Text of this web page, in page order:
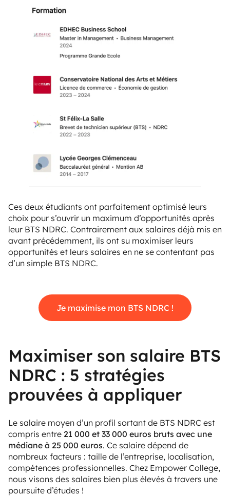
Ces deux étudiants ont parfaitement optimisé leurs
choix pour s’ouvrir un maximum d’opportunités après
leur BTS NDRC. Contrairement aux salaires déjà mis en
avant précédemment, ils ont su maximiser leurs
opportunités et leurs salaires en ne se contentant pas
d’un simple BTS NDRC.
Je maximise mon BTS NDRC !
Maximiser son salaire BTS
NDRC : 5 stratégies
prouvées à appliquer
Le salaire moyen d’un profil sortant de BTS NDRC est
compris entre 21 000 et 33 000 euros bruts avec une
médiane à 25 000 euros. Ce salaire dépend de
nombreux facteurs : taille de l’entreprise, localisation,
compétences professionnelles. Chez Empower College,
nous visons des salaires bien plus élevés à travers une
poursuite d’études !